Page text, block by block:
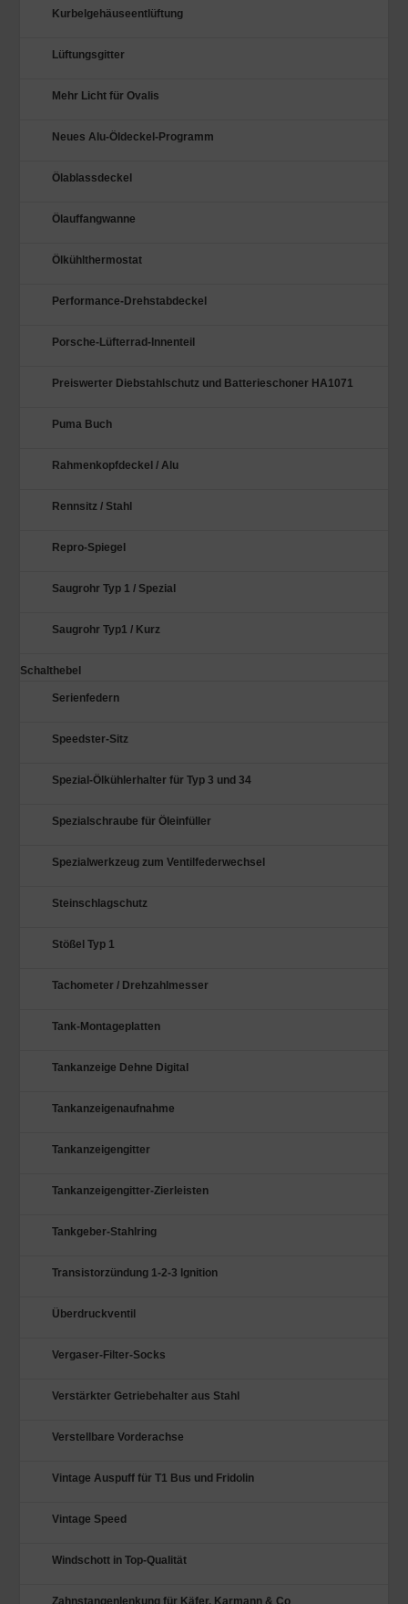
Kurbelgehäuseentlüftung
Lüftungsgitter
Mehr Licht für Ovalis
Neues Alu-Öldeckel-Programm
Ölablassdeckel
Ölauffangwanne
Ölkühlthermostat
Performance-Drehstabdeckel
Porsche-Lüfterrad-Innenteil
Preiswerter Diebstahlschutz und Batterieschoner HA1071
Puma Buch
Rahmenkopfdeckel / Alu
Rennsitz / Stahl
Repro-Spiegel
Saugrohr Typ 1 / Spezial
Saugrohr Typ1 / Kurz
Schalthebel
Serienfedern
Speedster-Sitz
Spezial-Ölkühlerhalter für Typ 3 und 34
Spezialschraube für Öleinfüller
Spezialwerkzeug zum Ventilfederwechsel
Steinschlagschutz
Stößel Typ 1
Tachometer / Drehzahlmesser
Tank-Montageplatten
Tankanzeige Dehne Digital
Tankanzeigenaufnahme
Tankanzeigengitter
Tankanzeigengitter-Zierleisten
Tankgeber-Stahlring
Transistorzündung 1-2-3 Ignition
Überdruckventil
Vergaser-Filter-Socks
Verstärkter Getriebehalter aus Stahl
Verstellbare Vorderachse
Vintage Auspuff für T1 Bus und Fridolin
Vintage Speed
Windschott in Top-Qualität
Zahnstangenlenkung für Käfer, Karmann & Co